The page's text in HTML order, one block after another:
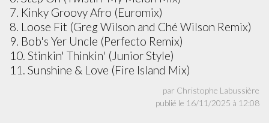
7. Kinky Groovy Afro (Euromix)
8. Loose Fit (Greg Wilson and Ché Wilson Remix)
9. Bob's Yer Uncle (Perfecto Remix)
10. Stinkin' Thinkin' (Junior Style)
11. Sunshine & Love (Fire Island Mix)
par Christophe Labussière
publié le 16/11/2025 à 12:08